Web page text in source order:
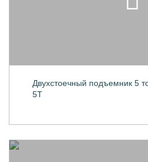
Двухстоечный подъемник 5
5T